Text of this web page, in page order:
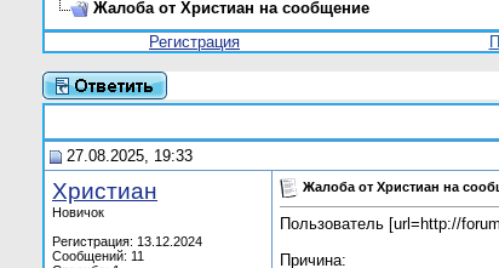
Жалоба от Христиан на сообщение
Регистрация
27.08.2025, 19:33
Христиан
Новичок
Регистрация: 13.12.2024
Сообщений: 11
Жалоба от Христиан на
Пользователь [url=http://
Причина: